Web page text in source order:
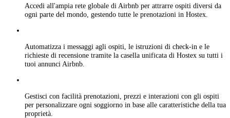
Accedi all'ampia rete globale di Airbnb per attrarre ospiti diversi da
ogni parte del mondo, gestendo tutte le prenotazioni in Hostex.
Automatizza i messaggi agli ospiti, le istruzioni di check-in e le
richieste di recensione tramite la casella unificata di Hostex su tutti i
tuoi annunci Airbnb.
Gestisci con facilità prenotazioni, prezzi e interazioni con gli ospiti
per personalizzare ogni soggiorno in base alle caratteristiche della tua
proprietà.